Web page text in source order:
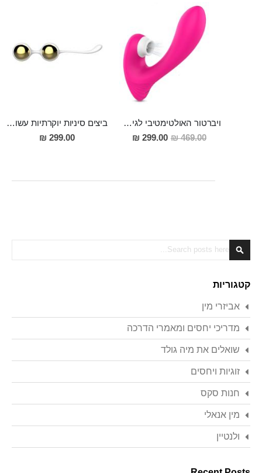
ויברטור האולטימטיבי לגירוי חזק של נקודת ה-ג ולשאיבה מטריפת חושים של הדגדגן VENUS
469.00 ₪
מחיר
מבצע
299.00 ₪
ביצים סיניות יוקרתיות עשויות אלומיניום מצופה סיליקון לאורגזמות חזקות ועמוקות יותר "Nalone Yany Kegal Balls"
299.00 ₪
Search
Search
קטגוריות
אביזרי מין
מדריכי יחסים ומאמרי הדרכה
שואלים את מיה גולד
זוגיות ויחסים
חנות סקס
מין אנאלי
ולנטיין